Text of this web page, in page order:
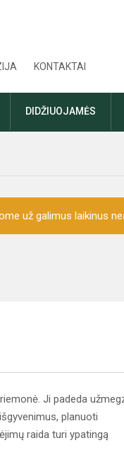
KONTAKTAI
DIDŽIUOJAMĖS
už galimus laikinus
Ji padeda
planuoti
raida turi ypatingą